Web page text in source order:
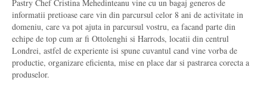
Pastry Chef Cristina Mehedinteanu vine cu un bagaj generos de
informatii pretioase care vin din parcursul celor 8 ani de activitate in
domeniu, care va pot ajuta in parcursul vostru, ea facand parte din
echipe de top cum ar fi Ottolenghi si Harrods, locatii din centrul
Londrei, astfel de experiente isi spune cuvantul cand vine vorba de
productie, organizare eficienta, mise en place dar si pastrarea corecta a
produselor.